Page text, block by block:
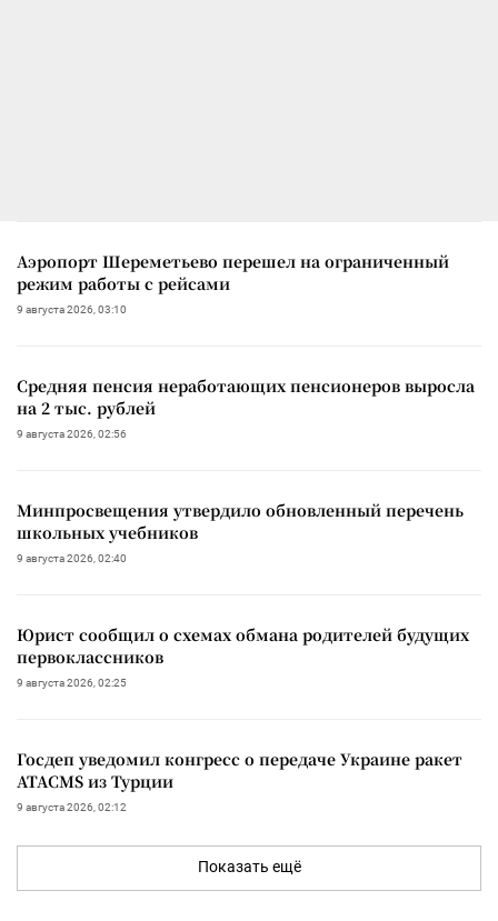
Аэропорт Шереметьево перешел на ограниченный
режим работы с рейсами
9 августа 2026, 03:10
Средняя пенсия неработающих пенсионеров выросла
на 2 тыс. рублей
9 августа 2026, 02:56
Минпросвещения утвердило обновленный перечень
школьных учебников
9 августа 2026, 02:40
Юрист сообщил о схемах обмана родителей будущих
первоклассников
9 августа 2026, 02:25
Госдеп уведомил конгресс о передаче Украине ракет
ATACMS из Турции
9 августа 2026, 02:12
Показать ещё